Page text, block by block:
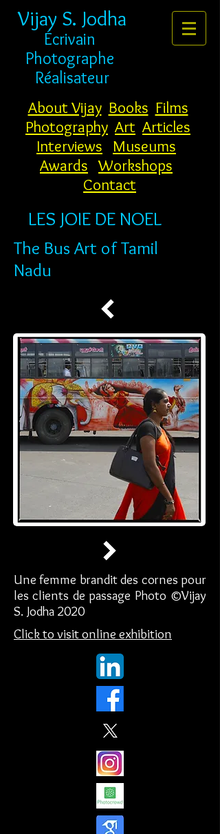
Vijay S. Jodha
Écrivain
Photographe
Réalisateur
About Vijay Books Films
Photography Art Articles
Interviews
Museums
Awards Workshops
Contact
LES JOIE DE NOEL
The Bus Art of Tamil
Nadu
Une femme brandit des cornes pour
les clients de passage Photo ©Vijay
S. Jodha 2020
Click to visit online exhibition